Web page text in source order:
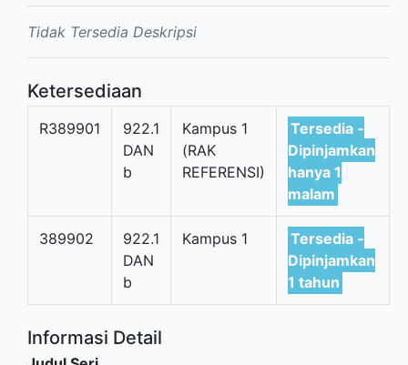
Tidak Tersedia Deskripsi
Ketersediaan
R389901
922.1
DAN
b
Kampus 1
(RAK
REFERENSI)
Tersedia -
Dipinjamkan
hanya 1
malam
389902
922.1
DAN
b
Kampus 1
Tersedia -
Dipinjamkan
1 tahun
Informasi Detail